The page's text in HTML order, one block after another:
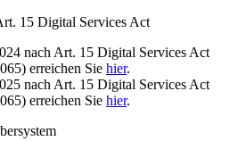
15 Digital Services Act
nach Art. 15 Digital Services Act
erreichen Sie hier.
nach Art. 15 Digital Services Act
erreichen Sie hier.